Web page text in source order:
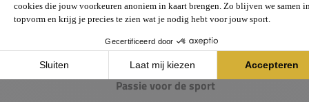
Passie voor de sport